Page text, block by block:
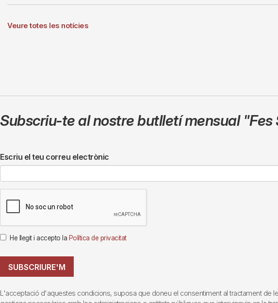
Veure totes les notícies
Subscriu-te al nostre butlletí mensual "Fes
Escriu el teu correu electrònic
He llegit i accepto la Política de privacitat
SUBSCRIURE'M
L'acceptació d'aquestes condicions, suposa que doneu el consentiment al tractament de